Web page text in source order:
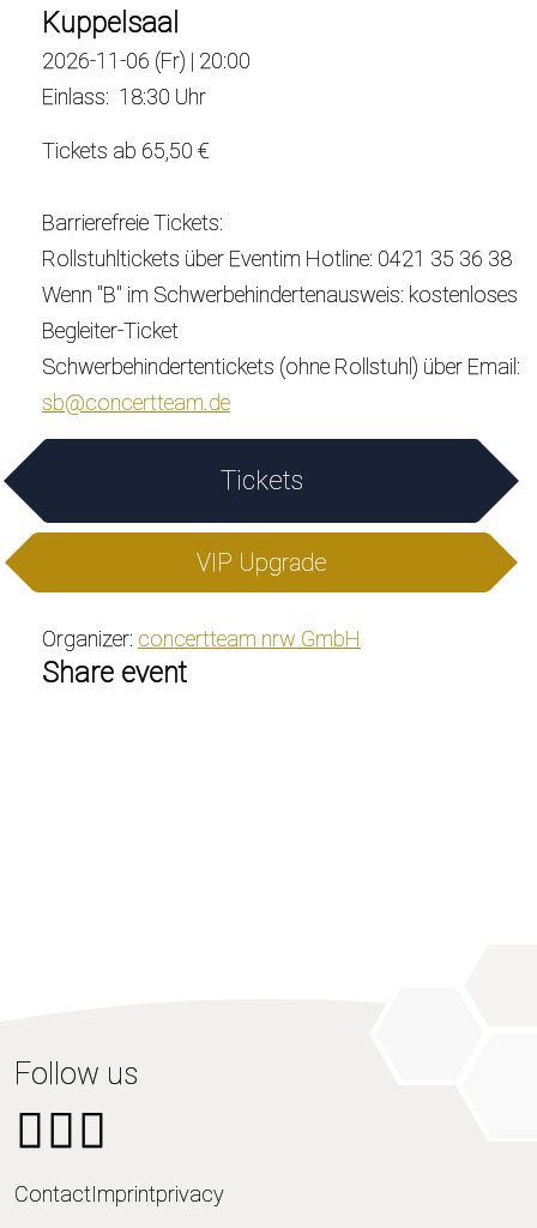
Kuppelsaal
2026-11-06 (Fr) | 20:00
Einlass: 18:30 Uhr
Tickets ab 65,50 €
Barrierefreie Tickets:
Rollstuhltickets über Eventim Hotline: 0421 35 36 38
Wenn "B" im Schwerbehindertenausweis: kostenloses
Begleiter-Ticket
Schwerbehindertentickets (ohne Rollstuhl) über Email:
sb@concertteam.de
Tickets
VIP Upgrade
Organizer: concertteam nrw GmbH
Share event
Follow us
ContactImprintprivacy